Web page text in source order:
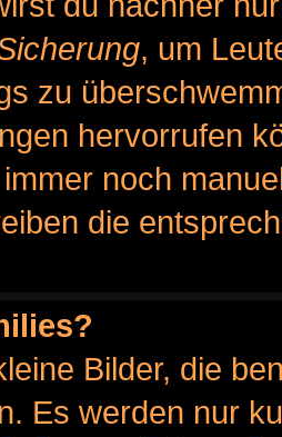
, um
zu
hervorrufen
noch
die
Bilder, die
Es werden nur